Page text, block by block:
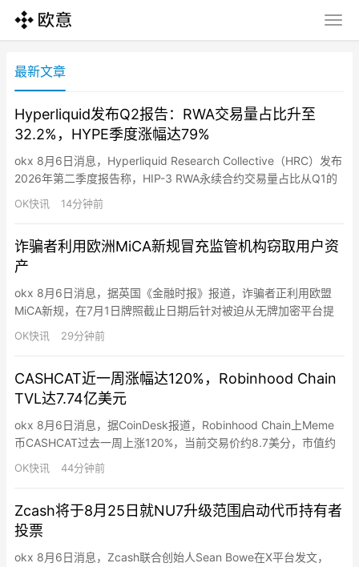
最新文章
Hyperliquid发布Q2报告：RWA交易量占比升至
32.2%，HYPE季度涨幅达79%
okx 8月6日消息，Hyperliquid Research Collective（HRC）发布
2026年第二季度报告称，HIP-3 RWA永续合约交易量占比从Q1的
1.8%升至Q2的32.2%，Q2交易量达2,130亿美元，占该交易所总交
易量近三分之一。Q2已有三家HYPE ETF开始交易，Q1已有四家资
OK快讯 14分钟前
诈骗者利用欧洲MiCA新规冒充监管机构窃取用户资
产
okx 8月6日消息，据英国《金融时报》报道，诈骗者正利用欧盟
MiCA新规，在7月1日牌照截止日期后针对被迫从无牌加密平台提
取资产的用户实施诈骗。骗子冒充监管机构和加密交易所，诱骗用
户将资金转移至虚假账户。
OK快讯 29分钟前
CASHCAT近一周涨幅达120%，Robinhood Chain
TVL达7.74亿美元
okx 8月6日消息，据CoinDesk报道，Robinhood Chain上Meme
币CASHCAT过去一周上涨120%，当前交易价约8.7美分，市值约
8,600万美元，该代币7月中旬曾涨至约22美分。Robinhood
Chain总锁仓量（TVL）目前达7.74亿美元，一周增长20%，其中
OK快讯 44分钟前
Zcash将于8月25日就NU7升级范围启动代币持有者
投票
okx 8月6日消息，Zcash联合创始人Sean Bowe在X平台发文，